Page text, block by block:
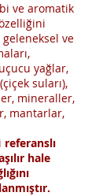
ve aromatik
ve
yağlar,
suları),
mineraller,
mantarlar,
referanslı
hale